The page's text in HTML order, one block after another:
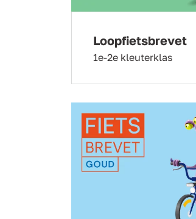
Loopfietsbrevet
1e-2e kleuterklas